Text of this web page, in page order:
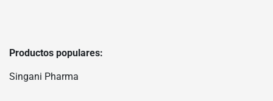
Productos populares:
Singani Pharma